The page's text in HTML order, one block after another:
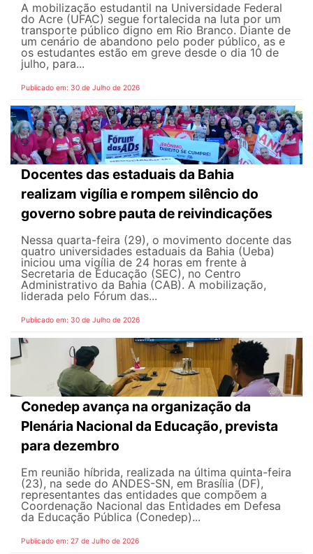
A mobilização estudantil na Universidade Federal
do Acre (UFAC) segue fortalecida na luta por um
transporte público digno em Rio Branco. Diante de
um cenário de abandono pelo poder público, as e
os estudantes estão em greve desde o dia 10 de
julho, para...
Publicado em: 30 de Julho de 2026
Docentes das estaduais da Bahia
realizam vigília e rompem silêncio do
governo sobre pauta de reivindicações
Nessa quarta-feira (29), o movimento docente das
quatro universidades estaduais da Bahia (Ueba)
iniciou uma vigília de 24 horas em frente à
Secretaria de Educação (SEC), no Centro
Administrativo da Bahia (CAB). A mobilização,
liderada pelo Fórum das...
Publicado em: 30 de Julho de 2026
Conedep avança na organização da
Plenária Nacional da Educação, prevista
para dezembro
Em reunião híbrida, realizada na última quinta-feira
(23), na sede do ANDES-SN, em Brasília (DF),
representantes das entidades que compõem a
Coordenação Nacional das Entidades em Defesa
da Educação Pública (Conedep)...
Publicado em: 27 de Julho de 2026